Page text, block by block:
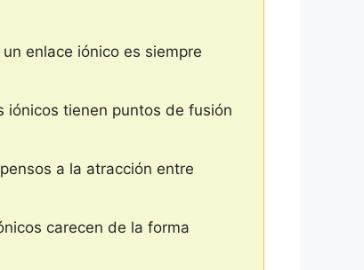
enlace iónico es siempre
iónicos tienen puntos de fusión
a la atracción entre
carecen de la forma